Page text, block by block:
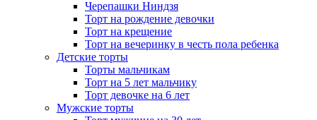
Черепашки Ниндзя
Торт на рождение девочки
Торт на крещение
Торт на вечеринку в честь пола ребенка
Детские торты
Торты мальчикам
Торт на 5 лет мальчику
Торт девочке на 6 лет
Мужские торты